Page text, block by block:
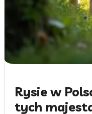
Rysie w
tych